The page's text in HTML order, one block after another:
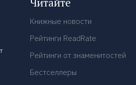
Книжные новости
Рейтинги ReadRate
Рейтинги от знаменитостей
Бестселлеры